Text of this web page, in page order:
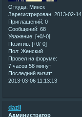
Откуда: Минск
Зарегистрирован: 2013-02-14
Приглашений: 0
Сообщений: 68
Уважение: [+0/-0]
Позитив: [+0/-0]
Пол: Женский
Провел на форуме:
7 часов 58 минут
Последний визит:
2013-03-06 11:13:13
dazli
Администратор